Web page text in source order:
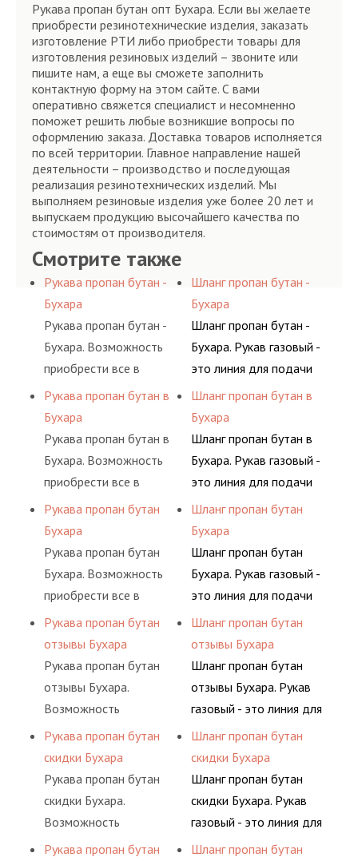
Рукава пропан бутан опт Бухара. Если вы желаете
приобрести резинотехнические изделия, заказать
изготовление РТИ либо приобрести товары для
изготовления резиновых изделий – звоните или
пишите нам, а еще вы сможете заполнить
контактную форму на этом сайте. С вами
оперативно свяжется специалист и несомненно
поможет решить любые возникшие вопросы по
оформлению заказа. Доставка товаров исполняется
по всей территории. Главное направление нашей
деятельности – производство и последующая
реализация резинотехнических изделий. Мы
выполняем резиновые изделия уже более 20 лет и
выпускаем продукцию высочайшего качества по
стоимостям от производителя.
Смотрите также
Рукава пропан бутан -
Бухара
Рукава пропан бутан -
Бухара. Возможность
приобрести все в
одном месте это
главное преимущество
для многих
потребителей, так как
затрата времени на
материалов, это
затрата собственной
энергии, времени и
конечно средств.
Рукава пропан бутан в
Бухара
Рукава пропан бутан в
Бухара. Возможность
приобрести все в
одном месте это
главное преимущество
для многих
потребителей, так как
затрата времени на
материалов, это
затрата собственной
энергии, времени и
конечно средств.
Рукава пропан бутан
Бухара
Рукава пропан бутан
Бухара. Возможность
приобрести все в
одном месте это
главное преимущество
для многих
потребителей, так как
затрата времени на
материалов, это
затрата собственной
энергии, времени и
конечно средств.
Рукава пропан бутан
отзывы Бухара
Рукава пропан бутан
отзывы Бухара.
Возможность
приобрести все в
одном месте это
главное преимущество
для многих
потребителей, так как
Рукава пропан бутан
скидки Бухара
Рукава пропан бутан
скидки Бухара.
Возможность
приобрести все в
Рукава пропан бутан
Шланг пропан бутан -
Бухара
Шланг пропан бутан -
Бухара. Рукав газовый -
это линия для подачи
сжатого воздуха и
различных типов
сжиженного газа
(кислород, аргон, метан,
пропан, бутан,
определенными
элементами системы.
Шланг пропан бутан в
Бухара
Шланг пропан бутан в
Бухара. Рукав газовый -
это линия для подачи
сжатого воздуха и
различных типов
сжиженного газа
(кислород, аргон, метан,
пропан, бутан,
определенными
элементами системы.
Шланг пропан бутан
Бухара
Шланг пропан бутан
Бухара. Рукав газовый -
это линия для подачи
сжатого воздуха и
различных типов
сжиженного газа
(кислород, аргон, метан,
пропан, бутан,
определенными
элементами системы.
Шланг пропан бутан
отзывы Бухара
Шланг пропан бутан
отзывы Бухара. Рукав
газовый - это линия для
подачи сжатого
воздуха и различных
типов сжиженного газа
(кислород, аргон, метан,
пропан, бутан,
Шланг пропан бутан
скидки Бухара
Шланг пропан бутан
скидки Бухара. Рукав
газовый - это линия для
подачи сжатого
Шланг пропан бутан